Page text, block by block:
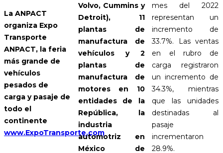
La ANPACT
organiza Expo
Transporte
ANPACT, la feria
más grande de
vehículos
pesados de
carga y pasaje de
todo el
continente
www.ExpoTransporte.com
Volvo, Cummins y
Detroit), 11
plantas de
manufactura de
vehículos y 2
plantas de
manufactura de
motores en 10
entidades de la
República, la
industria
automotriz en
México de
mes del 2022
representan un
incremento de
33.7%. Las ventas
en el rubro de
carga registraron
un incremento de
34.3%, mientras
que las unidades
destinadas al
pasaje
incrementaron
28.9%.